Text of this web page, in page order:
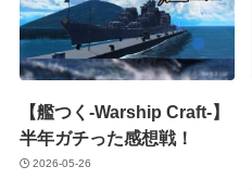
【艦つく-Warship Craft-】
半年ガチった感想戦！
2026-05-26